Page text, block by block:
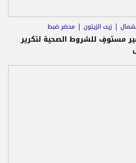
زيت الزيتون محضر ضبط
مستوفٍ للشروط الصحية لتكرير